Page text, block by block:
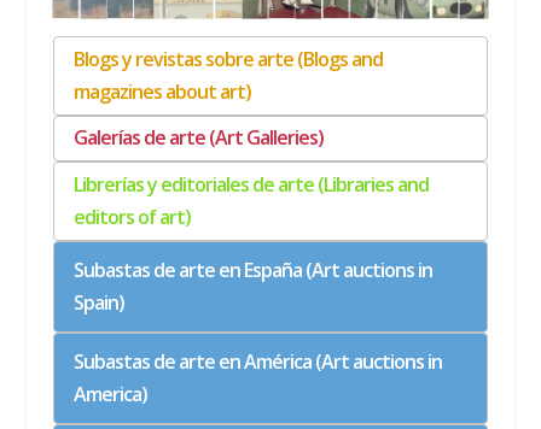
Blogs y revistas sobre arte (Blogs and
magazines about art)
Galerías de arte (Art Galleries)
Librerías y editoriales de arte (Libraries and
editors of art)
Subastas de arte en España (Art auctions in
Spain)
Subastas de arte en América (Art auctions in
America)